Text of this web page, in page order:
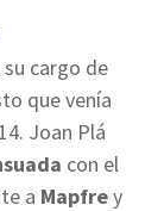
cargo de
que venía
Joan Plá
con el
a Mapfrey